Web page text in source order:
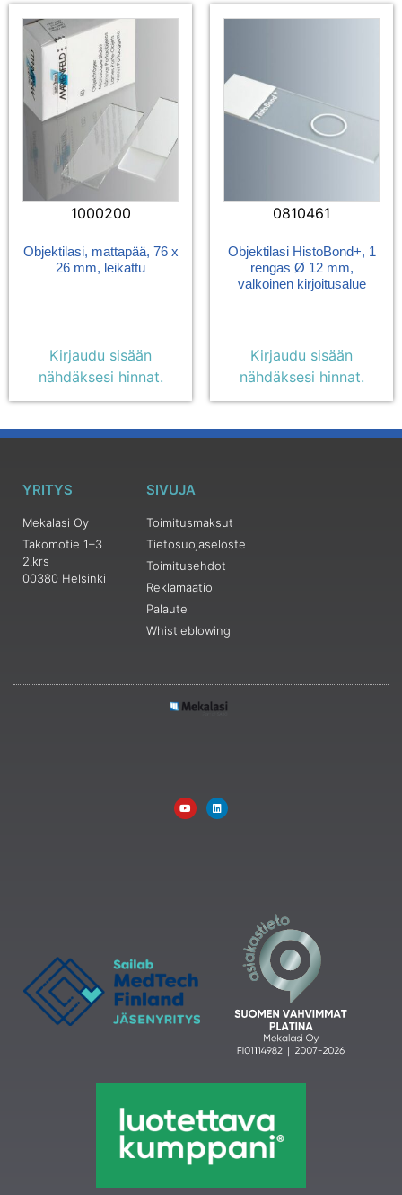
1000200
Objektilasi, mattapää, 76 x
26 mm, leikattu
Kirjaudu sisään
nähdäksesi hinnat.
0810461
Objektilasi HistoBond+, 1
rengas Ø 12 mm,
valkoinen kirjoitusalue
Kirjaudu sisään
nähdäksesi hinnat.
YRITYS
Mekalasi Oy
Takomotie 1–3
2.krs
00380 Helsinki
SIVUJA
Toimitusmaksut
Tietosuojaseloste
Toimitusehdot
Reklamaatio
Palaute
Whistleblowing